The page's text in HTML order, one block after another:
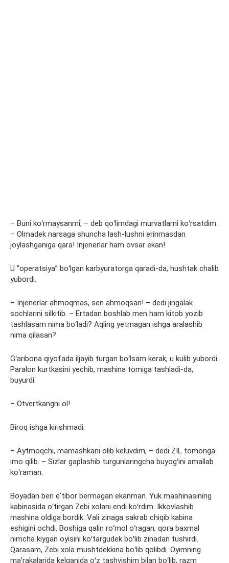
– Buni koʻrmaysanmi, – deb qoʻlimdagi murvatlarni koʻrsatdim.
– Olmadek narsaga shuncha lash-lushni erinmasdan
joylashganiga qara! Injenerlar ham ovsar ekan!
U “operatsiya” boʻlgan karbyuratorga qaradi-da, hushtak chalib
yubordi.
– Injenerlar ahmoqmas, sen ahmoqsan! – dedi jingalak
sochlarini silkitib. – Ertadan boshlab men ham kitob yozib
tashlasam nima boʻladi? Aqling yetmagan ishga aralashib
nima qilasan?
Gʻaribona qiyofada iljayib turgan boʻlsam kerak, u kulib yubordi.
Paralon kurtkasini yechib, mashina tomiga tashladi-da,
buyurdi:
– Otvertkangni ol!
Biroq ishga kirishmadi.
– Aytmoqchi, mamashkani olib keluvdim, – dedi ZIL tomonga
imo qilib. – Sizlar gaplashib turgunlaringcha buyogʻini amallab
koʻraman.
Boyadan beri eʼtibor bermagan ekanman. Yuk mashinasining
kabinasida oʻtirgan Zebi xolani endi koʻrdim. Ikkovlashib
mashina oldiga bordik. Vali zinaga sakrab chiqib kabina
eshigini ochdi. Boshiga qalin roʻmol oʻragan, qora baxmal
nimcha kiygan oyisini koʻtargudek boʻlib zinadan tushirdi.
Qarasam, Zebi xola mushtdekkina boʻlib qolibdi. Oyimning
maʼrakalarida kelganida oʻz tashvishim bilan boʻlib, razm